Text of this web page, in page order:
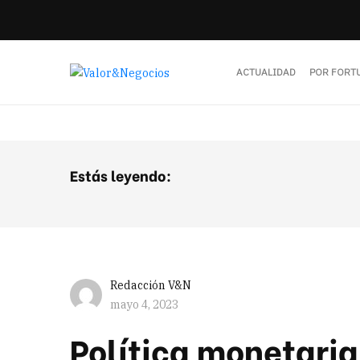
ACTUALIDAD POR
Estás leyendo:
Redacción V&N
mayo 4, 2023
Política